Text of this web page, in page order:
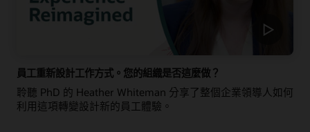
員工重新設計工作方式。您的組織是否這麼做？
聆聽 PhD 的 Heather Whiteman 分享了整個企業領導人如何
利用這項轉變設計新的員工體驗。